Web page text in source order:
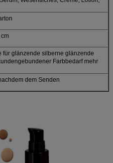
für glänzende silberne glänzende
Farbbedarf mehr
dem Senden